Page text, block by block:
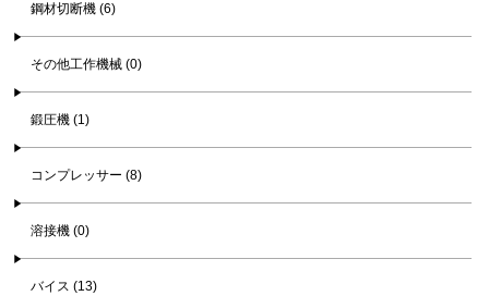
鋼材切断機 (6)
その他工作機械 (0)
鍛圧機 (1)
コンプレッサー (8)
溶接機 (0)
バイス (13)